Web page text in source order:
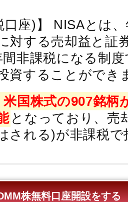
口座)】 NISAとは
対する売却益と証
非課税になる制
資することができ
国株式の907銘柄
となっており、売
される)が非課税
株無料口座開設をする